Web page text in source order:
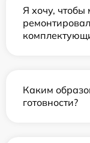
Я хочу, чтобы
Каким
готовности?